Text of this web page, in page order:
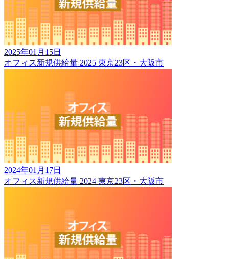
2025年01月15日
オフィス新規供給量 2025 東京23区・大阪市
2024年01月17日
オフィス新規供給量 2024 東京23区・大阪市